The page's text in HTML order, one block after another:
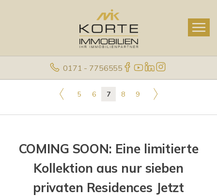
0171 - 7756555
5 6 7 8 9
COMING SOON: Eine limitierte
Kollektion aus nur sieben
privaten Residences Jetzt